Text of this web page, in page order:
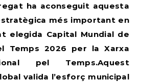
ha aconseguit aquesta
més important en
elegida Capital Mundial de
Temps 2026 per la Xarxa
pel Temps.Aquest
valida l’esforç municipal